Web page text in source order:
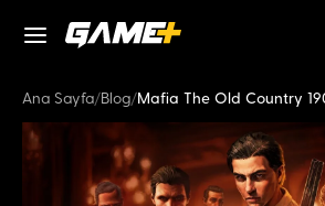
Ana Sayfa/Blog/Mafia The Old Country